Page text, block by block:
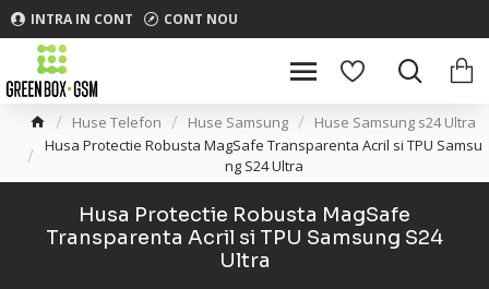
INTRA IN CONT CONT NOU
Huse Telefon Huse Samsung
Huse Samsung s24 Ultra
Husa Protectie Robusta MagSafe Transparenta Acril si TPU Samsu
ng S24 Ultra
Husa Protectie Robusta MagSafe
Transparenta Acril si TPU Samsung S24
Ultra